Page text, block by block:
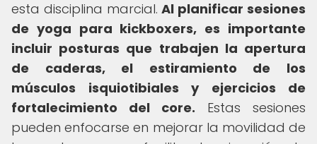
esta disciplina marcial.Al planificar sesiones
de yoga para kickboxers, es importante
incluir posturas que trabajen la apertura
de caderas, el estiramiento de los
músculos isquiotibiales y ejercicios de
fortalecimiento del core. Estas sesiones
pueden enfocarse en mejorar la movilidad de